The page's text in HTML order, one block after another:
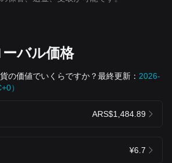
バル価格
の価値でいくらですか？最終更新： 2026-
）
ARS$1,484.89
¥6.7